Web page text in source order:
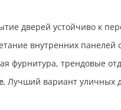
дверей устойчиво к
внутренних
фурнитура, трендовые
Лучший вариант уличных